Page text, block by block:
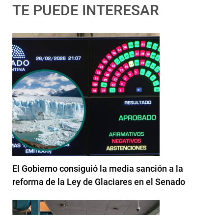
TE PUEDE INTERESAR
El Gobierno consiguió la media sanción a la
reforma de la Ley de Glaciares en el Senado